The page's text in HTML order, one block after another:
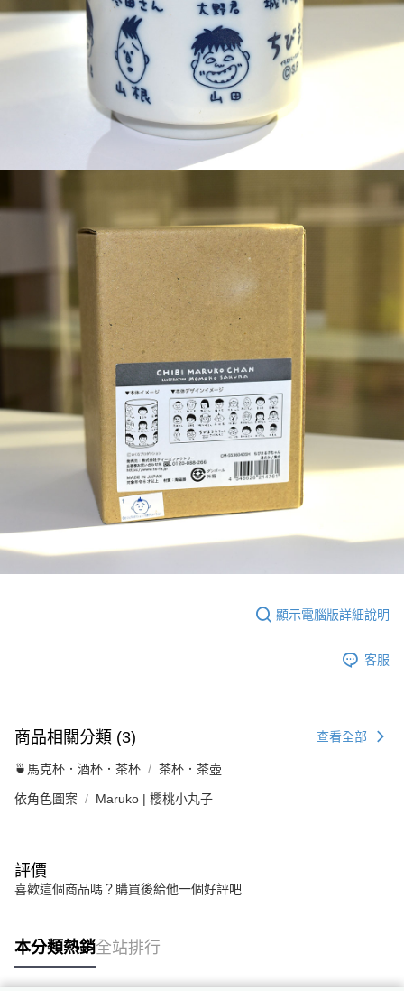
顯示電腦版詳細說明
客服
商品相關分類 (3) 查看全部
🍵馬克杯．酒杯．茶杯 茶杯．茶壺
依角色圖案 Maruko | 櫻桃小丸子
評價
喜歡這個商品嗎？購買後給他一個好評吧
本分類熱銷全站排行